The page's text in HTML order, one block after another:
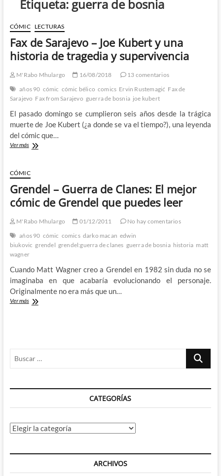
Etiqueta: guerra de bosnia
CÓMIC LECTURAS
Fax de Sarajevo – Joe Kubert y una
historia de tragedia y supervivencia
M'Rabo Mhulargo 16/08/2018
13 comentarios
años 90 cómic cómic bélico comics Ervin Rustemagić Fax de
Sarajevo Fax from Sarajevo guerra de bosnia joe kubert
El pasado domingo se cumplieron seis años desde la trágica
muerte de Joe Kubert (¿a donde se va el tiempo?), una leyenda
del cómic que…
Ver másFax
–
Joe
Kubert
una
de
tragedia
y
supervivencia
CÓMIC
Grendel – Guerra de Clanes: El mejor
cómic de Grendel que puedes leer
M'Rabo Mhulargo 01/12/2011
No hay comentarios
años 90 cómic comics darko macan edwin
biukovic grendel grendel:guerra de clanes guerra de bosnia historia matt
wagner
Cuando Matt Wagner creo a Grendel en 1982 sin duda no se
imaginaba en que acabaría evolucionando el personaje.
Originalmente no era más que un…
Ver másGrendel
cómic
de
que
leer
Buscar
CATEGORÍAS
Categorías
ARCHIVOS